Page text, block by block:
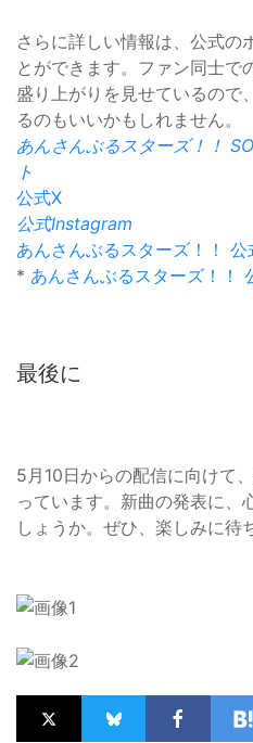
さらに詳しい情報は、公式の
とができます。ファン同士で
盛り上がりを見せているので
るのもいいかもしれません。
あんさんぶるスターズ！！
ト
公式X
公式Instagram
あんさんぶるスターズ！！ 公
* あんさんぶるスターズ！！
最後に
5月10日からの配信に向けて
っています。新曲の発表に、
しょうか。ぜひ、楽しみに待